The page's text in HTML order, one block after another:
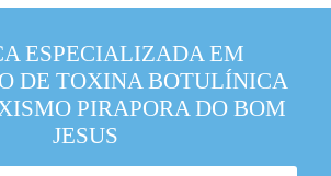
ESPECIALIZADA EM
DE TOXINA BOTULÍNICA
PIRAPORA DO BOM
JESUS